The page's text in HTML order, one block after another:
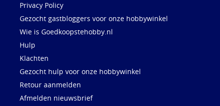
Privacy Policy
Gezocht gastbloggers voor onze hobbywinkel
Wie is Goedkoopstehobby.nl
Hulp
Klachten
Gezocht hulp voor onze hobbywinkel
Retour aanmelden
Afmelden nieuwsbrief